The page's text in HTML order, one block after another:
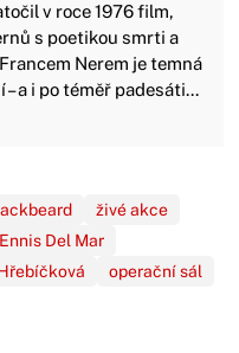
v roce 1976 film,
s poetikou smrti a
Nerem je temná
a i po téměř padesáti...
živé akce
Ennis Del Mar
operační sál